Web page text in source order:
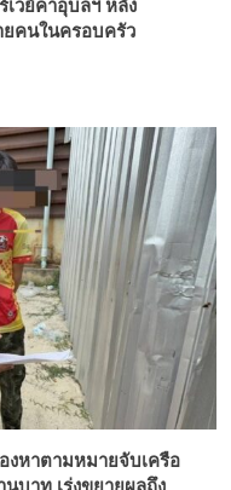
วย์คาอุบลฯ หลัง
ยคนในครอบครัว
หาตามหมายจับเครือ
บาท เร่งขยายผลถึง